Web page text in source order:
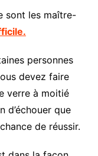
sont les maître-
personnes
devez faire
verre à moitié
d’échouer que
de réussir.